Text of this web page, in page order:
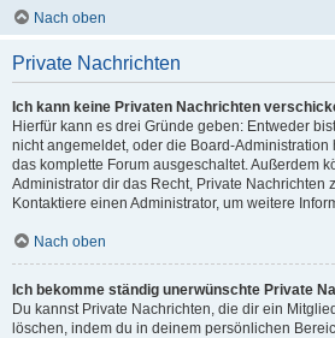
Nach oben
Private Nachrichten
Ich kann keine Privaten Nachrichten
Hierfür kann es drei Gründe geben: Entweder
nicht angemeldet, oder die Board-Administration
das komplette Forum ausgeschaltet. Außerdem
Administrator dir das Recht, Private Nachrichten
Kontaktiere einen Administrator, um weitere
Nach oben
Ich bekomme ständig unerwünschte Private
Du kannst Private Nachrichten, die dir ein
löschen, indem du in deinem persönlichen